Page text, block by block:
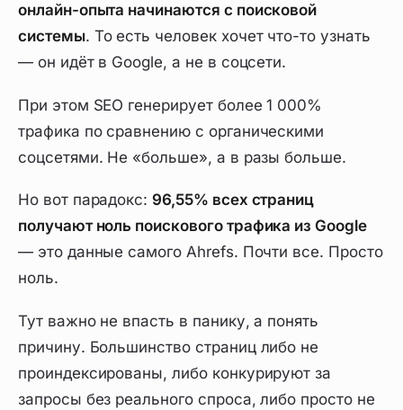
онлайн-опыта начинаются с поисковой
системы. То есть человек хочет что-то узнать
— он идёт в Google, а не в соцсети.
При этом SEO генерирует более 1 000%
трафика по сравнению с органическими
соцсетями. Не «больше», а в разы больше.
Но вот парадокс:96,55% всех страниц
получают ноль поискового трафика из Google
— это данные самого Ahrefs. Почти все. Просто
ноль.
Тут важно не впасть в панику, а понять
причину. Большинство страниц либо не
проиндексированы, либо конкурируют за
запросы без реального спроса, либо просто не